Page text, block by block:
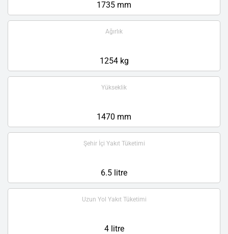
1735 mm
Ağırlık
1254 kg
Yükseklik
1470 mm
Şehir İçi Yakıt Tüketimi
6.5 litre
Uzun Yol Yakıt Tüketimi
4 litre